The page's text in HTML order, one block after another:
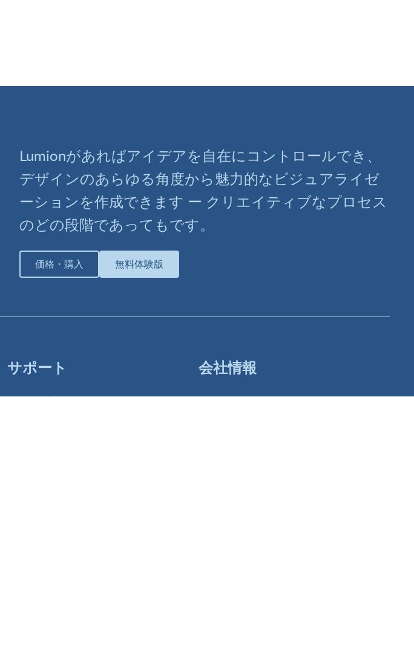
Lumionがあればアイデアを自在にコントロールでき、
デザインのあらゆる角度から魅力的なビジュアライゼ
ーションを作成できます ー クリエイティブなプロセス
のどの段階であってもです。
価格・購入 無料体験版
サポート
サポートプラン
会社情報
私たちについて